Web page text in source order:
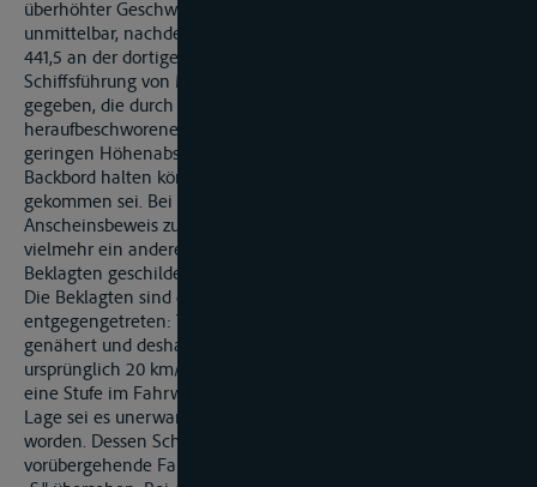
überhöhter Geschwindigkeit von 19 km/h habe sich TMS „S."
unmittelbar, nachdem es MS „K." überholt habe, bei Rhein-km
441,5 an der dortigen Schwelle festgefahren. Für die
Schiffsführung von MS „K." habe es keine Möglichkeit
gegeben, die durch die plötzliche Festfahrung von TMS „S."
heraufbeschworene Havariegefahr abzuwenden. Aufgrund des
geringen Höhenabstandes habe MS „K." nur noch wenig nach
Backbord halten können, als es dann schon zur Havarie
gekommen sei. Bei diesem Havarieverlauf greife der
Anscheinsbeweis zu Lasten der Klägerin nicht ein, es sei
vielmehr ein anderer Geschehensablauf als der von den
Beklagten geschilderte nachgewiesen.
Die Beklagten sind diesem Vortrag im wesentlichen wie folgt
entgegengetreten: TMS „S." habe sich Rhein-km 441,5
genähert und deshalb seine Geschwindigkeit von
ursprünglich 20 km/h auf etwa 14 km/h reduziert, weil es auf
eine Stufe im Fahrwasser Rücksicht nehmen wollte. In dieser
Lage sei es unerwartet durch MS „K." achtern angefahren
worden. Dessen Schiffsführer habe offenbar die
vorübergehende Fahrtreduzierung des vorausfahrenden TMS